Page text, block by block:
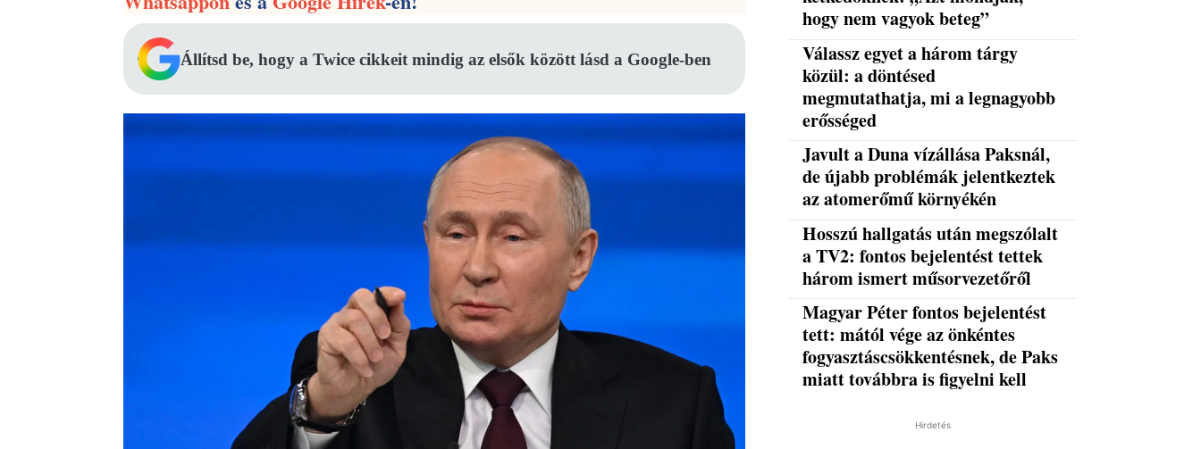
Állítsd be, hogy a Twice cikkeit mindig az elsők között lásd a Google-ben
hogy nem vagyok beteg”
Válassz egyet a három tárgy
közül: a döntésed
megmutathatja, mi a legnagyobb
erősséged
Javult a Duna vízállása Paksnál,
de újabb problémák jelentkeztek
az atomerőmű környékén
Hosszú hallgatás után megszólalt
a TV2: fontos bejelentést tettek
három ismert műsorvezetőről
Magyar Péter fontos bejelentést
tett: mától vége az önkéntes
fogyasztáscsökkentésnek, de Paks
miatt továbbra is figyelni kell
Hirdetés